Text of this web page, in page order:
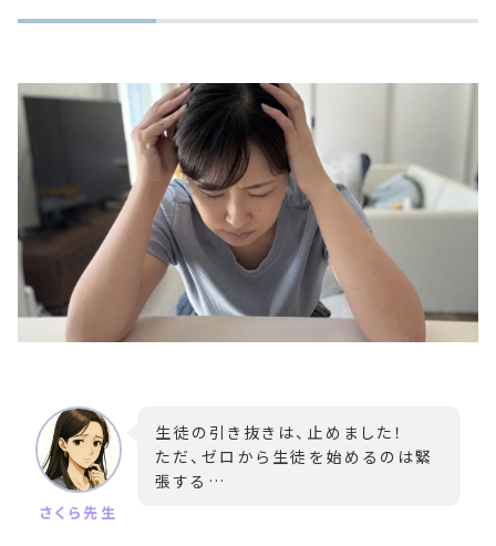
生徒の引き抜きは、止めました！
ただ、ゼロから生徒を始めるのは緊
張する…